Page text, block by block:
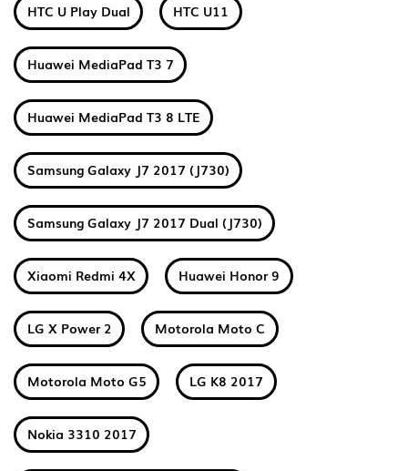
HTC U Play Dual HTC U11
Huawei MediaPad T3 7
Huawei MediaPad T3 8 LTE
Samsung Galaxy J7 2017 (J730)
Samsung Galaxy J7 2017 Dual (J730)
Xiaomi Redmi 4X Huawei Honor 9
LG X Power 2 Motorola Moto C
Motorola Moto G5 LG K8 2017
Nokia 3310 2017